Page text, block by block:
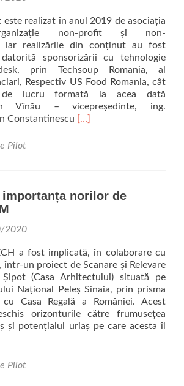
este realizat în anul 2019 de asociația
non-profit și non-
iar realizările din conținut au fost
sponsorizării cu tehnologie
prin Techsoup Romania, al
Respectiv US Food Romania, cât
lucru formată la acea dată
Vînău – vicepreședinte, ing.
Constantinescu Read
Studiu
[…]
Pilot
norilor de
2020
a fost implicată, în colaborare cu
într-un proiect de Scanare și Relevare
(Casa Arhitectului) situată pe
Național Peleș Sinaia, prin prisma
Casa Regală a României. Acest
orizonturile către frumusețea
și potențialul uriaș pe care acesta îl
Pilot